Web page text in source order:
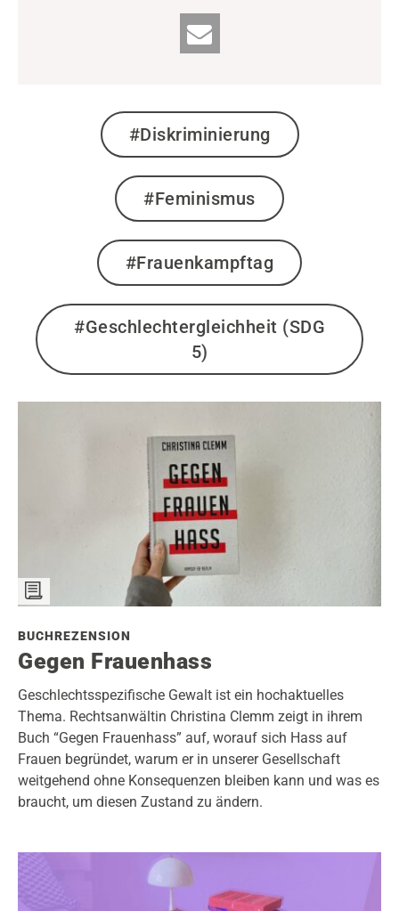
#Diskriminierung
#Feminismus
#Frauenkampftag
#Geschlechtergleichheit (SDG
5)
BUCHREZENSION
Gegen Frauenhass
Geschlechtsspezifische Gewalt ist ein hochaktuelles
Thema. Rechtsanwältin Christina Clemm zeigt in ihrem
Buch “Gegen Frauenhass” auf, worauf sich Hass auf
Frauen begründet, warum er in unserer Gesellschaft
weitgehend ohne Konsequenzen bleiben kann und was es
braucht, um diesen Zustand zu ändern.